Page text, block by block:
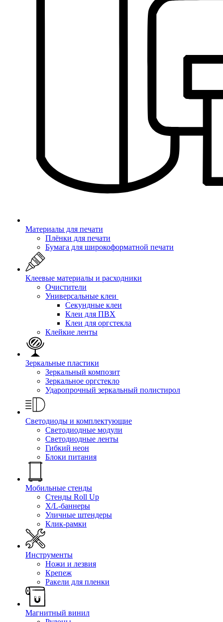
Материалы для печати
Плёнки для печати
Бумага для широкоформатной печати
Клеевые материалы и расходники
Очистители
Универсальные клеи
Секундные клеи
Клеи для ПВХ
Клеи для оргстекла
Клейкие ленты
Зеркальные пластики
Зеркальный композит
Зеркальное оргстекло
Ударопрочный зеркальный полистирол
Светодиоды и комплектующие
Светодиодные модули
Светодиодные ленты
Гибкий неон
Блоки питания
Мобильные стенды
Стенды Roll Up
X/L-баннеры
Уличные штендеры
Клик-рамки
Инструменты
Ножи и лезвия
Крепеж
Ракели для пленки
Магнитный винил